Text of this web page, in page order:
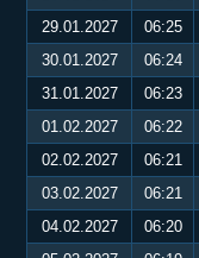
29.01.2027
06:25
30.01.2027
06:24
31.01.2027
06:23
01.02.2027
06:22
02.02.2027
06:21
03.02.2027
06:21
04.02.2027
06:20